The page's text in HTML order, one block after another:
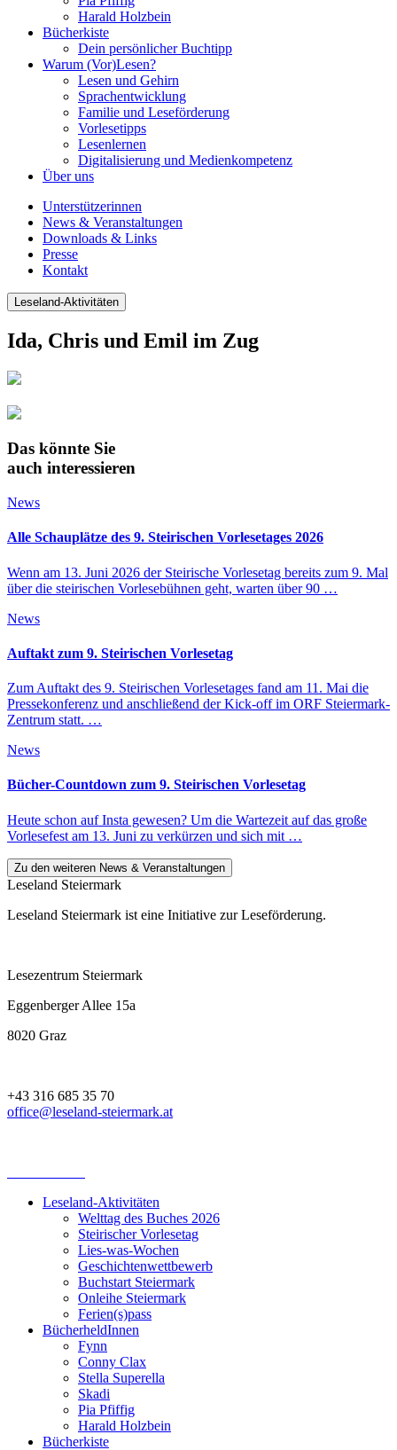
Harald Holzbein
Bücherkiste
Dein persönlicher Buchtipp
Warum (Vor)Lesen?
Lesen und Gehirn
Sprachentwicklung
Familie und Leseförderung
Vorlesetipps
Lesenlernen
Digitalisierung und Medienkompetenz
Über uns
Unterstützerinnen
News & Veranstaltungen
Downloads & Links
Presse
Kontakt
Leseland-Aktivitäten
Ida, Chris und Emil im Zug
Das könnte Sie
auch interessieren
News
Alle Schauplätze des 9. Steirischen Vorlesetages 2026
Wenn am 13. Juni 2026 der Steirische Vorlesetag bereits zum 9. Mal
über die steirischen Vorlesebühnen geht, warten über 90 …
News
Auftakt zum 9. Steirischen Vorlesetag
Zum Auftakt des 9. Steirischen Vorlesetages fand am 11. Mai die
Pressekonferenz und anschließend der Kick-off im ORF Steiermark-
Zentrum statt. …
News
Bücher-Countdown zum 9. Steirischen Vorlesetag
Heute schon auf Insta gewesen? Um die Wartezeit auf das große
Vorlesefest am 13. Juni zu verkürzen und sich mit …
Zu den weiteren News & Veranstaltungen
Leseland Steiermark
Leseland Steiermark ist eine Initiative zur Leseförderung.
Lesezentrum Steiermark
Eggenberger Allee 15a
8020 Graz
+43 316 685 35 70
office@leseland-steiermark.at
Leseland-Aktivitäten
Welttag des Buches 2026
Steirischer Vorlesetag
Lies-was-Wochen
Geschichtenwettbewerb
Buchstart Steiermark
Onleihe Steiermark
Ferien(s)pass
BücherheldInnen
Fynn
Conny Clax
Stella Superella
Skadi
Pia Pfiffig
Harald Holzbein
Bücherkiste